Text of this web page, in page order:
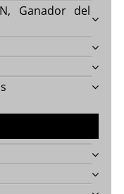
Ganador del